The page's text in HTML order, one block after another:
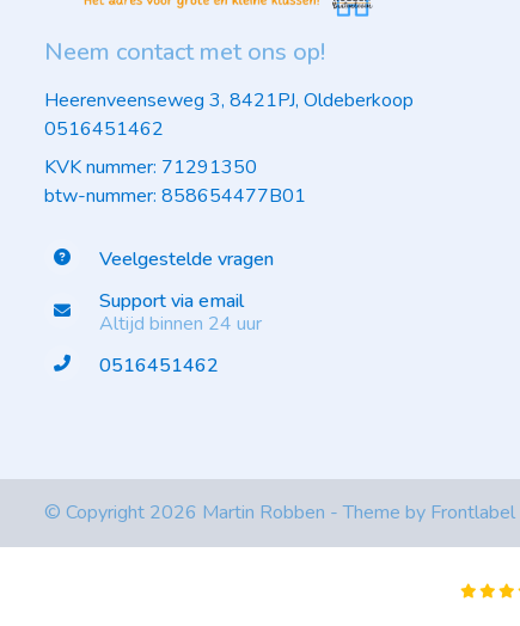
Neem contact met ons op!
Heerenveenseweg 3, 8421PJ, Oldeberkoop
0516451462
KVK nummer: 71291350
btw-nummer: 858654477B01
Veelgestelde vragen
Support via email
Altijd binnen 24 uur
0516451462
© Copyright 2026 Martin Robben - Theme by Frontlabel